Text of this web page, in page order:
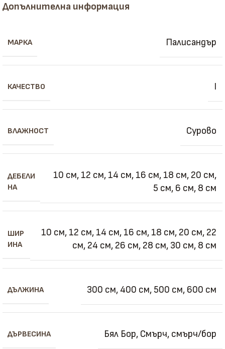
Допълнителна информация
МАРКА Палисандър
КАЧЕСТВО I
ВЛАЖНОСТ Сурово
ДЕБЕЛИ
НА
10 см, 12 см, 14 см, 16 см, 18 см, 20 см,
5 см, 6 см, 8 см
ШИР
ИНА
10 см, 12 см, 14 см, 16 см, 18 см, 20 см, 22
см, 24 см, 26 см, 28 см, 30 см, 8 см
ДЪЛЖИНА 300 см,400 см, 500 см, 600 см
ДЪРВЕСИНА Бял Бор, Смърч, смърч/бор